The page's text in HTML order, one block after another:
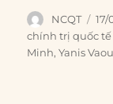
Author
NCQT
on
17/
chính trị quốc tế
Minh,Yanis